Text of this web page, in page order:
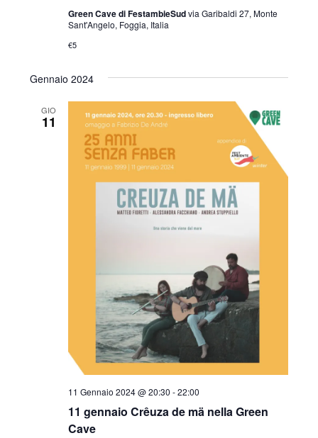
Green Cave di FestambieSudvia Garibaldi 27, Monte
Sant'Angelo, Foggia, Italia
€5
Gennaio 2024
GIO
11
11 gennaio Crêuza de mä nella Green
Cave
11 Gennaio 2024 @ 20:30 -22:00